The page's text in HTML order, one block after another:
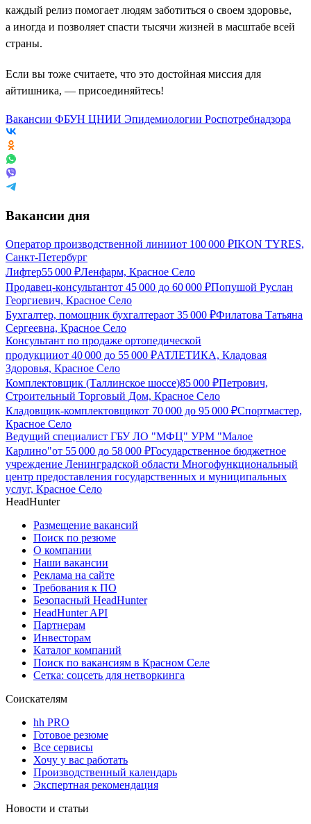
каждый релиз помогает людям заботиться о своем здоровье,
а иногда и позволяет спасти тысячи жизней в масштабе всей
страны.
Если вы тоже считаете, что это достойная миссия для
айтишника, — присоединяйтесь!
Вакансии ФБУН ЦНИИ Эпидемиологии Роспотребнадзора
Вакансии дня
Оператор производственной линииот 100 000 ₽IKON TYRES,
Санкт-Петербург
Лифтер55 000 ₽Ленфарм, Красное Село
Продавец-консультантот 45 000 до 60 000 ₽Попушой Руслан
Георгиевич, Красное Село
Бухгалтер, помощник бухгалтераот 35 000 ₽Филатова Татьяна
Сергеевна, Красное Село
Консультант по продаже ортопедической
продукцииот 40 000 до 55 000 ₽АТЛЕТИКА, Кладовая
Здоровья, Красное Село
Комплектовщик (Таллинское шоссе)85 000 ₽Петрович,
Строительный Торговый Дом, Красное Село
Кладовщик-комплектовщикот 70 000 до 95 000 ₽Спортмастер,
Красное Село
Ведущий специалист ГБУ ЛО "МФЦ" УРМ "Малое
Карлино"от 55 000 до 58 000 ₽Государственное бюджетное
учреждение Ленинградской области Многофункциональный
центр предоставления государственных и муниципальных
услуг, Красное Село
HeadHunter
Размещение вакансий
Поиск по резюме
О компании
Наши вакансии
Реклама на сайте
Требования к ПО
Безопасный HeadHunter
HeadHunter API
Партнерам
Инвесторам
Каталог компаний
Поиск по вакансиям в Красном Селе
Сетка: соцсеть для нетворкинга
Соискателям
hh PRO
Готовое резюме
Все сервисы
Хочу у вас работать
Производственный календарь
Экспертная рекомендация
Новости и статьи